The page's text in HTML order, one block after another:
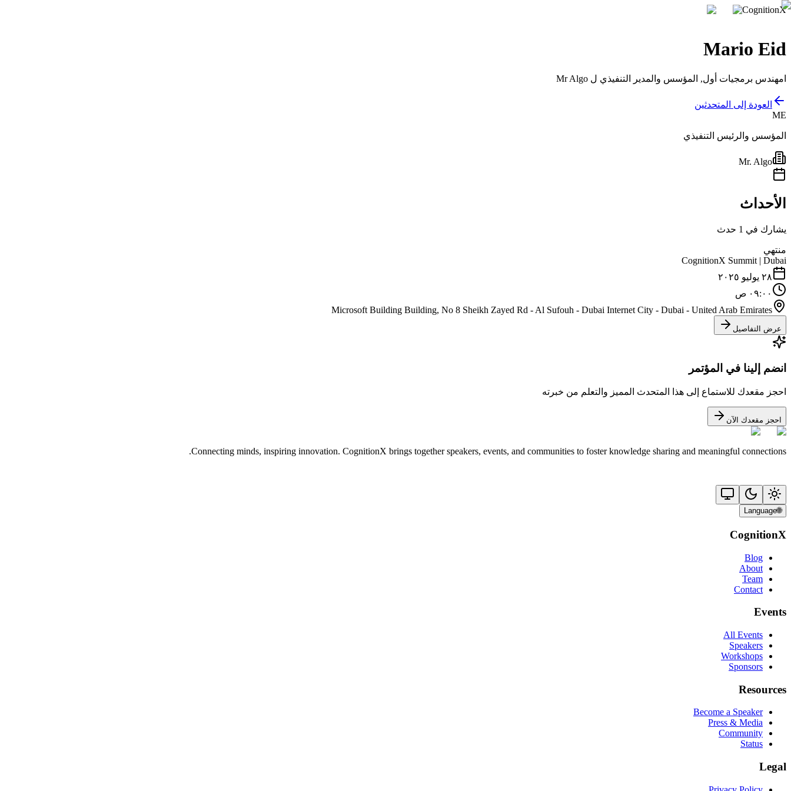
CognitionX
Mario Eid
امهندس برمجيات أول, المؤسس والمدير التنفيذي ل Mr Algo
العودة إلى المتحدثين
ME
المؤسس والرئيس التنفيذي
Mr. Algo
الأحداث
يشارك في 1 حدث
منتهي
CognitionX Summit | Dubai
٢٨ يوليو ٢٠٢٥
٠٩:٠٠ ص
Microsoft Building Building, No 8 Sheikh Zayed Rd - Al Sufouh - Dubai Internet City - Dubai - United Arab Emirates
عرض التفاصيل
انضم إلينا في المؤتمر
احجز مقعدك للاستماع إلى هذا المتحدث المميز والتعلم من خبرته
احجز مقعدك الآن
Connecting minds, inspiring innovation. CognitionX brings together speakers, events, and communities to foster knowledge sharing and meaningful connections.
🌐
Language
CognitionX
Blog
About
Team
Contact
Events
All Events
Speakers
Workshops
Sponsors
Resources
Become a Speaker
Press & Media
Community
Status
Legal